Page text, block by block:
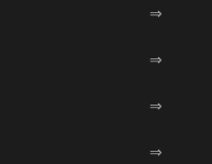
⇒
⇒
⇒
⇒